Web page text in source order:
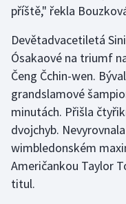
příště," řekla
Devětadvacetiletá
Ósakaové na triumf
Čeng Čchin-wen.
grandslamové
minutách. Přišla
dvojchyb.
wimbledonském
Američankou Taylor
titul.